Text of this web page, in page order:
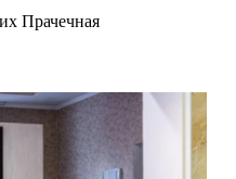
Прачечная